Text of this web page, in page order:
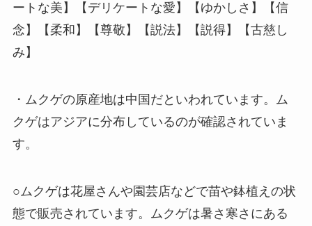
ートな美】【デリケートな愛】【ゆかしさ】【信
念】【柔和】【尊敬】【説法】【説得】【古慈し
み】
・ムクゲの原産地は中国だといわれています。ム
クゲはアジアに分布しているのが確認されていま
す。
○ムクゲは花屋さんや園芸店などで苗や鉢植えの状
態で販売されています。ムクゲは暑さ寒さにある